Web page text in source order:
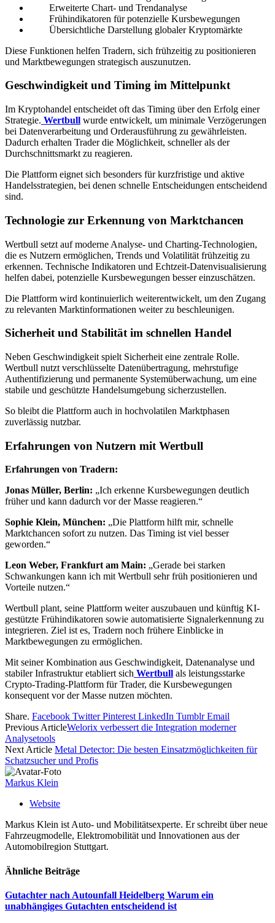
Erweiterte Chart- und Trendanalyse
Frühindikatoren für potenzielle Kursbewegungen
Übersichtliche Darstellung globaler Kryptomärkte
Diese Funktionen helfen Tradern, sich frühzeitig zu positionieren
und Marktbewegungen strategisch auszunutzen.
Geschwindigkeit und Timing im Mittelpunkt
Im Kryptohandel entscheidet oft das Timing über den Erfolg einer
Strategie. Wertbull wurde entwickelt, um minimale Verzögerungen
bei Datenverarbeitung und Orderausführung zu gewährleisten.
Dadurch erhalten Trader die Möglichkeit, schneller als der
Durchschnittsmarkt zu reagieren.
Die Plattform eignet sich besonders für kurzfristige und aktive
Handelsstrategien, bei denen schnelle Entscheidungen entscheidend
sind.
Technologie zur Erkennung von Marktchancen
Wertbull setzt auf moderne Analyse- und Charting-Technologien,
die es Nutzern ermöglichen, Trends und Volatilität frühzeitig zu
erkennen. Technische Indikatoren und Echtzeit-Datenvisualisierung
helfen dabei, potenzielle Kursbewegungen besser einzuschätzen.
Die Plattform wird kontinuierlich weiterentwickelt, um den Zugang
zu relevanten Marktinformationen weiter zu beschleunigen.
Sicherheit und Stabilität im schnellen Handel
Neben Geschwindigkeit spielt Sicherheit eine zentrale Rolle.
Wertbull nutzt verschlüsselte Datenübertragung, mehrstufige
Authentifizierung und permanente Systemüberwachung, um eine
stabile und geschützte Handelsumgebung sicherzustellen.
So bleibt die Plattform auch in hochvolatilen Marktphasen
zuverlässig nutzbar.
Erfahrungen von Nutzern mit Wertbull
Erfahrungen von Tradern:
Jonas Müller, Berlin: „Ich erkenne Kursbewegungen deutlich
früher und kann dadurch vor der Masse reagieren.“
Sophie Klein, München: „Die Plattform hilft mir, schnelle
Marktchancen sofort zu nutzen. Das Timing ist viel besser
geworden.“
Leon Weber, Frankfurt am Main: „Gerade bei starken
Schwankungen kann ich mit Wertbull sehr früh positionieren und
Vorteile nutzen.“
Wertbull plant, seine Plattform weiter auszubauen und künftig KI-
gestützte Frühindikatoren sowie automatisierte Signalerkennung zu
integrieren. Ziel ist es, Tradern noch frühere Einblicke in
Marktbewegungen zu ermöglichen.
Mit seiner Kombination aus Geschwindigkeit, Datenanalyse und
stabiler Infrastruktur etabliert sich Wertbull als leistungsstarke
Crypto-Trading-Plattform für Trader, die Kursbewegungen
konsequent vor der Masse nutzen möchten.
Share. Facebook Twitter Pinterest LinkedIn Tumblr Email
Previous ArticleWelorix verbessert die Integration moderner
Analysetools
Next Article Metal Detector: Die besten Einsatzmöglichkeiten für
Schatzsucher und Profis
Markus Klein
Website
Markus Klein ist Auto- und Mobilitätsexperte. Er schreibt über neue
Fahrzeugmodelle, Elektromobilität und Innovationen aus der
Automobilregion Stuttgart.
Ähnliche Beiträge
Gutachter nach Autounfall Heidelberg Warum ein
unabhängiges Gutachten entscheidend ist